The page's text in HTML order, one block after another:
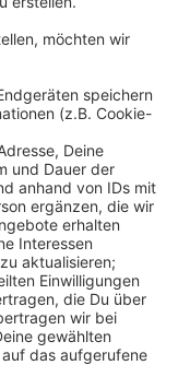
weiteren
erwies sich
im
auf ganz
Stimmen und
Happe und